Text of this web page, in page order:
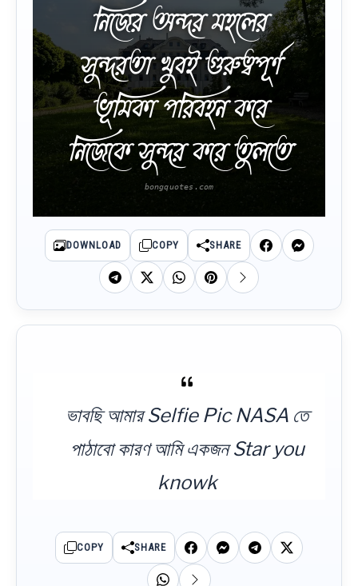
নিজের অন্দর মহলের
সুন্দরতা খুবই গুরুত্বপূর্ণ
ভূমিকা পরিবহন করে
নিজেকে সুন্দর করে তুলতে
DOWNLOAD COPY SHARE
ভাবছি আমার Selfie Pic NASA তে
পাঠাবো কারণ আমি একজন Star you
knowk
COPY SHARE